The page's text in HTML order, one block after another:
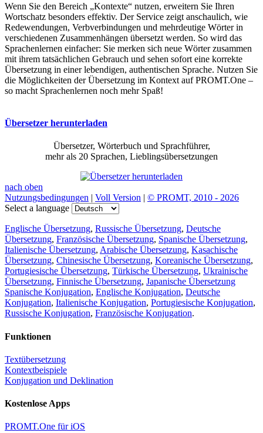
Wenn Sie den Bereich „Kontexte“ nutzen, erweitern Sie Ihren
Wortschatz besonders effektiv. Der Service zeigt anschaulich, wie
Redewendungen, Verbverbindungen und mehrdeutige Wörter in
verschiedenen Zusammenhängen übersetzt werden. So wird das
Sprachenlernen einfacher: Sie merken sich neue Wörter zusammen
mit ihrem tatsächlichen Gebrauch und sehen sofort eine korrekte
Übersetzung in einer lebendigen, authentischen Sprache. Nutzen Sie
die Möglichkeiten der Übersetzung im Kontext auf PROMT.One –
so macht Sprachenlernen noch mehr Spaß!
Übersetzer herunterladen
Übersetzer, Wörterbuch und Sprachführer,
mehr als 20 Sprachen, Lieblingsübersetzungen
nach oben
Nutzungsbedingungen | Voll Version | © PROMT, 2010 - 2026
Select a language
Englische Übersetzung, Russische Übersetzung, Deutsche
Übersetzung, Französische Übersetzung, Spanische Übersetzung,
Italienische Übersetzung, Arabische Übersetzung, Kasachische
Übersetzung, Chinesische Übersetzung, Koreanische Übersetzung,
Portugiesische Übersetzung, Türkische Übersetzung, Ukrainische
Übersetzung, Finnische Übersetzung, Japanische Übersetzung
Spanische Konjugation, Englische Konjugation, Deutsche
Konjugation, Italienische Konjugation, Portugiesische Konjugation,
Russische Konjugation, Französische Konjugation.
Funktionen
Textübersetzung
Kontextbeispiele
Konjugation und Deklination
Kostenlose Apps
PROMT.One für iOS